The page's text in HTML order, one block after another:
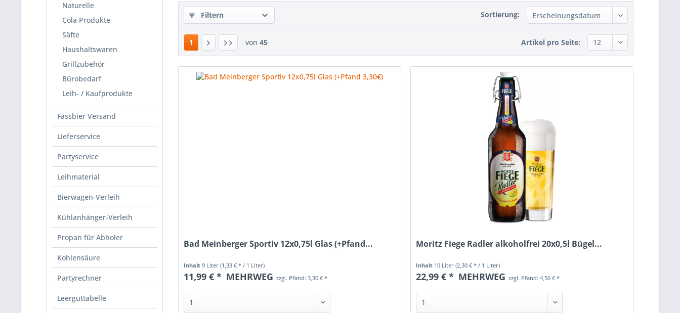
Naturelle
Cola Produkte
Säfte
Haushaltswaren
Grillzubehör
Bürobedarf
Leih- / Kaufprodukte
Fassbier Versand
Lieferservice
Partyservice
Leihmaterial
Bierwagen-Verleih
Kühlanhänger-Verleih
Propan für Abholer
Kohlensäure
Partyrechner
Leerguttabelle
Filtern Sortierung:
1 von 45 Artikel pro Seite:
Bad Meinberger Sportiv 12x0,75l Glas (+Pfand...
Inhalt9 Liter(1,33 € * / 1 Liter)
11,99 € * MEHRWEG zzgl. Pfand: 3,30 € *
Moritz Fiege Radler alkoholfrei 20x0,5l Bügel...
Inhalt 10 Liter(2,30 € * / 1 Liter)
22,99 € * MEHRWEG zzgl. Pfand: 4,50 € *